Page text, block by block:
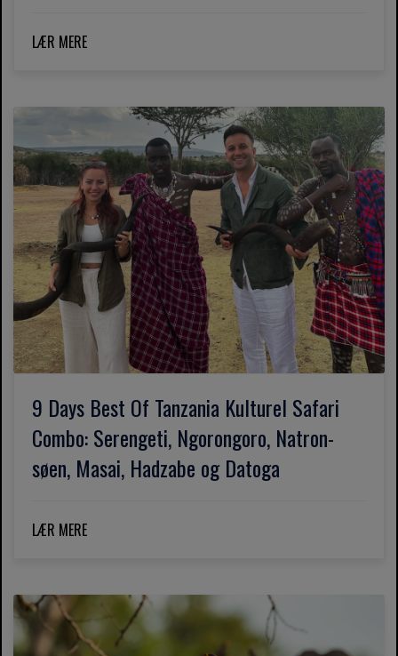
LÆR MERE
9 Days Best Of Tanzania Kulturel Safari
Combo: Serengeti, Ngorongoro, Natron-
søen, Masai, Hadzabe og Datoga
LÆR MERE